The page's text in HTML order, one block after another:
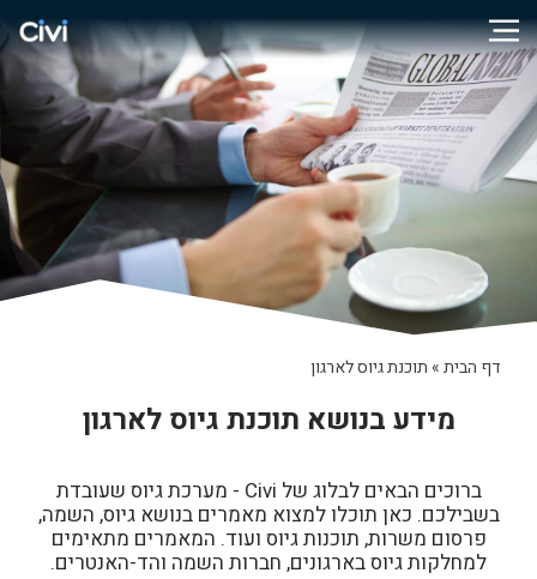
דף הבית» תוכנת גיוס לארגון
מידע בנושא תוכנת גיוס לארגון
ברוכים הבאים לבלוג של Civi - מערכת גיוס שעובדת
בשבילכם. כאן תוכלו למצוא מאמרים בנושא גיוס, השמה,
פרסום משרות, תוכנות גיוס ועוד. המאמרים מתאימים
למחלקות גיוס בארגונים, חברות השמה והד-האנטרים.